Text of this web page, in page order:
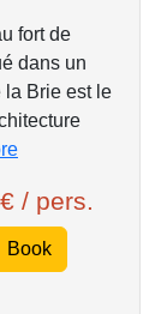
fort de
dans un
la Brie est le
€ / pers.
Book